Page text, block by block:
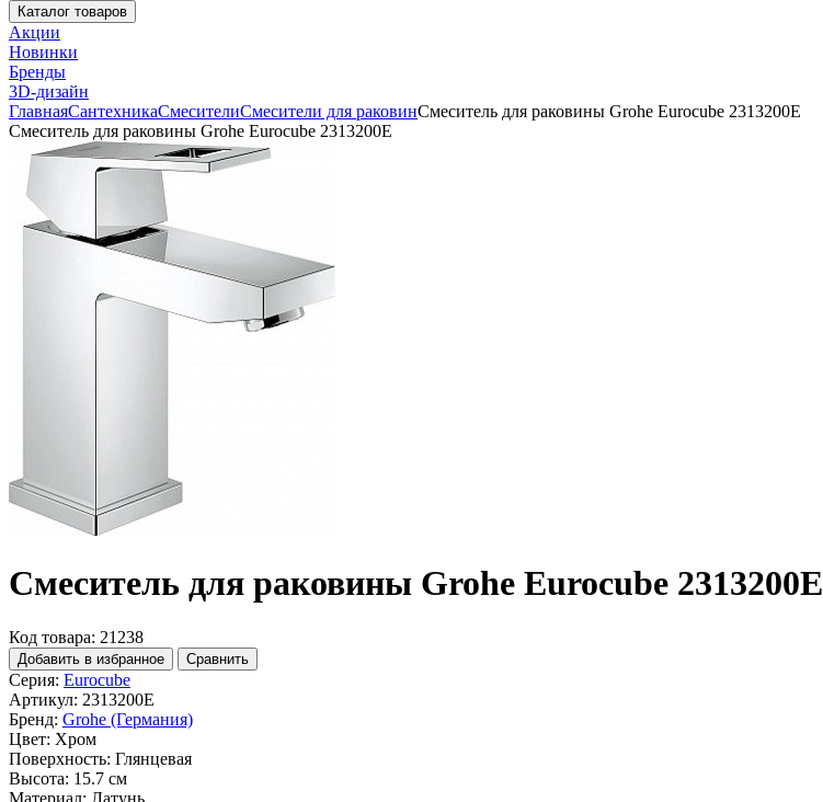
Каталог товаров
Акции
Новинки
Бренды
3D-дизайн
ГлавнаяСантехникаСмесителиСмесители для раковинСмеситель для раковины Grohe Eurocube 2313200E
Смеситель для раковины Grohe Eurocube 2313200E
Смеситель для раковины Grohe Eurocube 2313200E
Код товара: 21238
Добавить в избранное Сравнить
Серия: Eurocube
Артикул: 2313200E
Бренд: Grohe (Германия)
Цвет: Хром
Поверхность: Глянцевая
Высота: 15.7 см
Материал: Латунь